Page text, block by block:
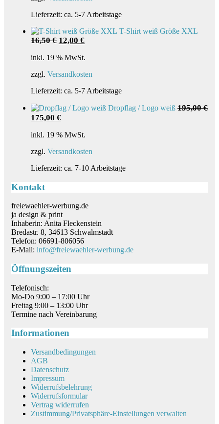
Lieferzeit: ca. 5-7 Arbeitstage
T-Shirt weiß Größe XXL
16,50€ Ursprünglicher
war:
12,00 €Aktueller
inkl. 19 % MwSt.
zzgl. Versandkosten
Lieferzeit: ca. 5-7 Arbeitstage
Dropflag / Logo weiß 195,00€
Ursprünglicher
war:
175,00 €Aktueller
ist:
inkl. 19 % MwSt.
zzgl. Versandkosten
Lieferzeit: ca. 7-10 Arbeitstage
Kontakt
freiewaehler-werbung.de
ja design & print
Inhaberin: Anita Fleckenstein
Bredastr. 8, 34613 Schwalmstadt
Telefon: 06691-806056
E-Mail: info@freiewaehler-werbung.de
Öffnungszeiten
Telefonisch:
Mo-Do 9:00 – 17:00 Uhr
Freitag 9:00 – 13:00 Uhr
Termine nach Vereinbarung
Informationen
Versandbedingungen
AGB
Datenschutz
Impressum
Widerrufsbelehrung
Widerrufsformular
Vertrag widerrufen
Zustimmung/Privatsphäre-Einstellungen verwalten